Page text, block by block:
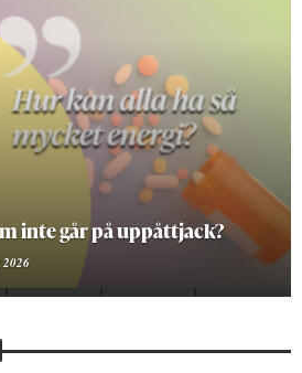
hittar jag det mänskliga